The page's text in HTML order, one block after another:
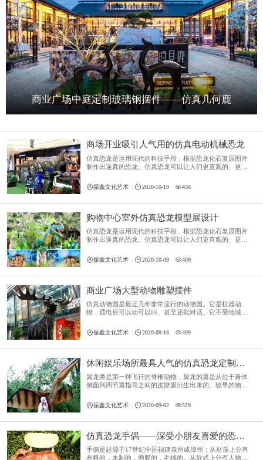
商业广场中庭定制玻璃钢摆件——仿真几何鹿
商场里儿童游玩互动的仿真恐龙
商场开业吸引人气用的仿真电动机械恐龙
仿真恐龙是运用现代的科技手段，根据恐龙化石复原图片
制作出逼真的恐龙。仿真恐龙可以让人们更直观的、更形
知识。
振鑫文化艺术 2020-10-19 436
购物中心室外仿真恐龙模型展设计
仿真恐龙是运用现代的科技手段，根据恐龙化石复原图片
制作出逼真的恐龙。仿真恐龙可以让人们更直观的、更形
知识。
振鑫文化艺术 2020-10-09 409
商业广场大型动物雕塑摆件
仿真动物园是最近几年非常流行的动物园。它是机器动
物，通电后可以动可以叫、甚至还能对话。它不受地域的
能做一场动物展示活动，后期维护成本非常低。
振鑫文化艺术 2020-09-16 409
休闲娱乐场所最具人气的仿真恐龙定制模型——翼龙
翼龙类是第一种飞行的脊椎动物，翼龙的翼是从位于身体
侧面到四节翼指骨之间的皮肤膜衍生出来的。较早的物种
缩短的尾巴，而且缺乏牙齿。
振鑫文化艺术 2020-09-02 529
仿真恐龙手偶——深受小朋友喜爱的恐龙玩具
手偶是起源于17世纪中国福建泉州或漳州；从材质上分有
布料的，木制的，塘胶的，毛绒的。从款式上分有人物手